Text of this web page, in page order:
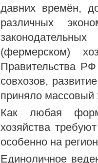
давних времён,
различных
(фермерском)
Правительства
совхозов,
приняло массовый
Как любая
хозяйства
особенно на
Единоличное